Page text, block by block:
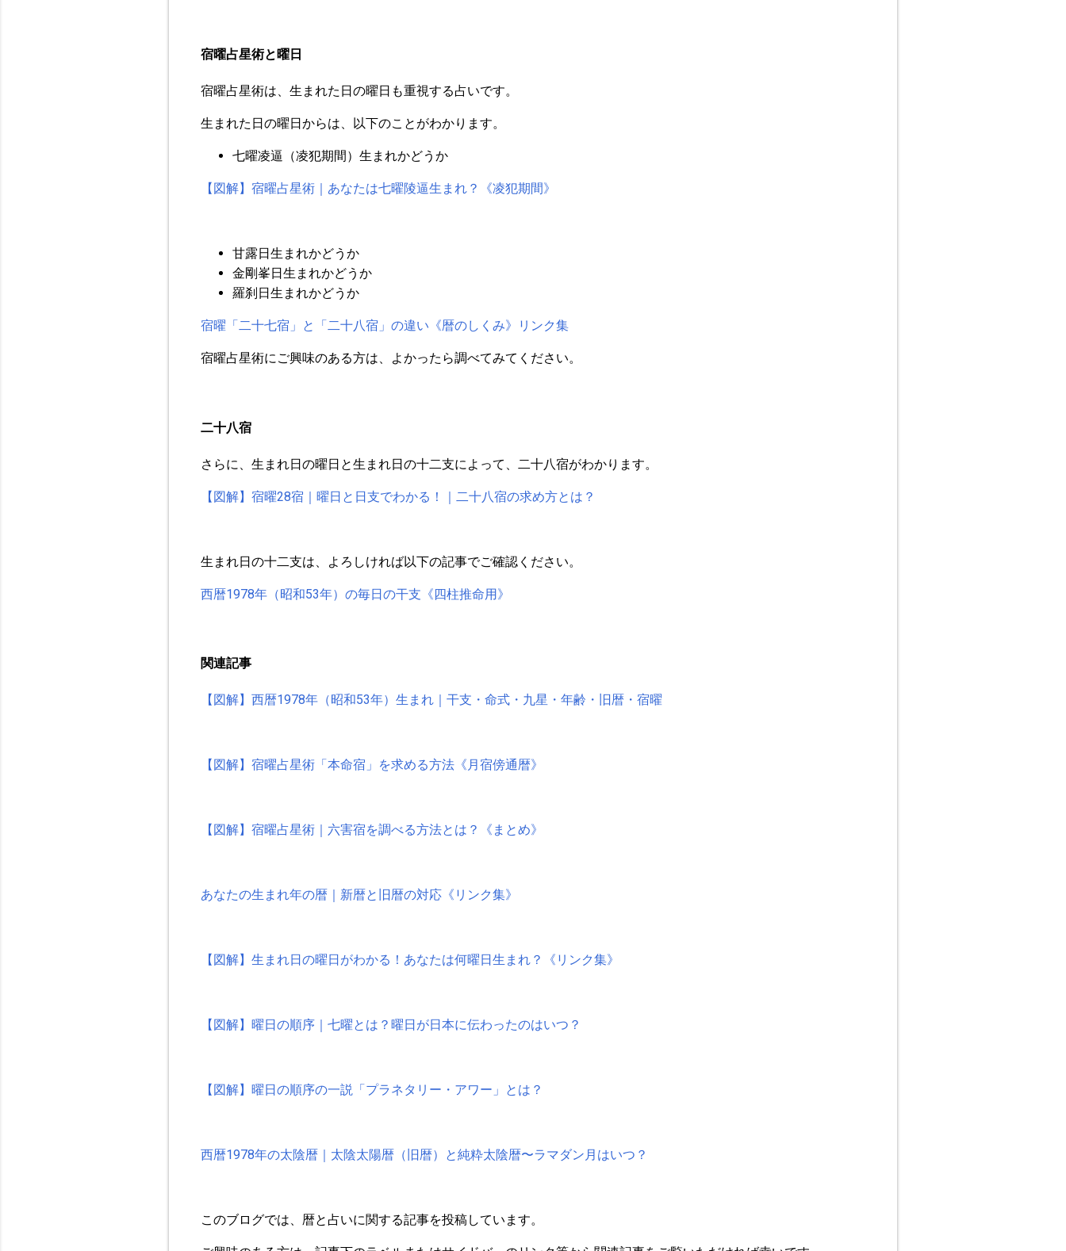
宿曜占星術と曜日
宿曜占星術は、生まれた日の曜日も重視する占いです。
生まれた日の曜日からは、以下のことがわかります。
七曜凌逼（凌犯期間）生まれかどうか
【図解】宿曜占星術｜あなたは七曜陵逼生まれ？《凌犯期間》
甘露日生まれかどうか
金剛峯日生まれかどうか
羅刹日生まれかどうか
宿曜「二十七宿」と「二十八宿」の違い《暦のしくみ》リンク集
宿曜占星術にご興味のある方は、よかったら調べてみてください。
二十八宿
さらに、生まれ日の曜日と生まれ日の十二支によって、二十八宿がわかります。
【図解】宿曜28宿｜曜日と日支でわかる！｜二十八宿の求め方とは？
生まれ日の十二支は、よろしければ以下の記事でご確認ください。
西暦1978年（昭和53年）の毎日の干支《四柱推命用》
関連記事
【図解】西暦1978年（昭和53年）生まれ｜干支・命式・九星・年齢・旧暦・宿曜
【図解】宿曜占星術「本命宿」を求める方法《月宿傍通暦》
【図解】宿曜占星術｜六害宿を調べる方法とは？《まとめ》
あなたの生まれ年の暦｜新暦と旧暦の対応《リンク集》
【図解】生まれ日の曜日がわかる！あなたは何曜日生まれ？《リンク集》
【図解】曜日の順序｜七曜とは？曜日が日本に伝わったのはいつ？
【図解】曜日の順序の一説「プラネタリー・アワー」とは？
西暦1978年の太陰暦｜太陰太陽暦（旧暦）と純粋太陰暦〜ラマダン月はいつ？
このブログでは、暦と占いに関する記事を投稿しています。